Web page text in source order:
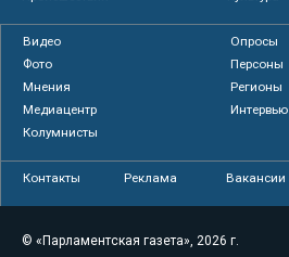
Видео
Опросы
Фото
Персоны
Мнения
Регионы
Медиацентр
Интервью
Колумнисты
Контакты Реклама Вакансии
© «Парламентская газета», 2026 г.